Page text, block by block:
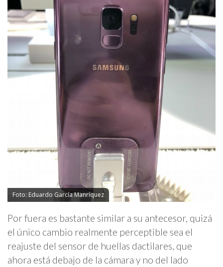
Foto: Eduardo García Manríquez
Por fuera es bastante similar a su antecesor, quizá
el único cambio realmente perceptible sea el
reajuste del sensor de huellas dactilares, que
ahora está debajo de la cámara y no del lado